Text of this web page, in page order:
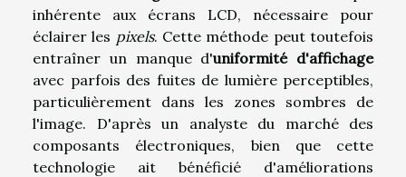
inhérente aux écrans LCD, nécessaire pour
éclairer les pixels. Cette méthode peut toutefois
entraîner un manque d'uniformité d'affichage
avec parfois des fuites de lumière perceptibles,
particulièrement dans les zones sombres de
l'image. D'après un analyste du marché des
composants électroniques, bien que cette
technologie ait bénéficié d'améliorations